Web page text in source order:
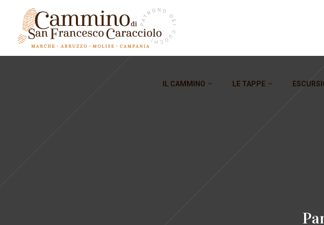
IL CAMMINO LE TAPPE